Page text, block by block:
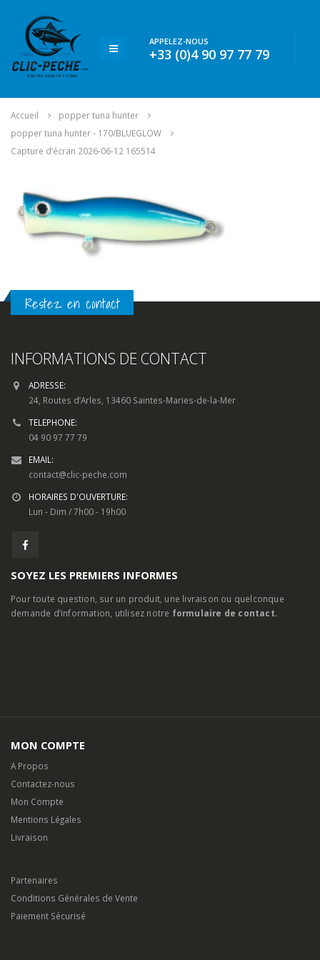
APPELEZ-NOUS
+33 (0)4 90 97 77 79
Accueil
popper tuna hunter
popper tuna hunter - 170/BLUEGLOW
Capture d’écran 2026-06-12 165514
Restez en contact
INFORMATIONS DE CONTACT
ADRESSE:
24, Routes d’Arles, 13460 Saintes-Maries-de-la-Mer
TELEPHONE:
04 90 97 77 79
EMAIL:
contact@clic-peche.com
HORAIRES D'OUVERTURE:
Lun - Dim / 7h00 - 19h00
SOYEZ LES PREMIERS INFORMES
Pour toute question, sur un produit, une livraison ou quelconque
demande d’information, utilisez notre formulaire de contact.
MON COMPTE
A Propos
Contactez-nous
Mon Compte
Mentions Légales
Livraison
Partenaires
Conditions Générales de Vente
Paiement Sécurisé